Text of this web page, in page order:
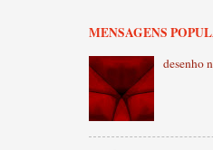
MENSAGENS
desenho